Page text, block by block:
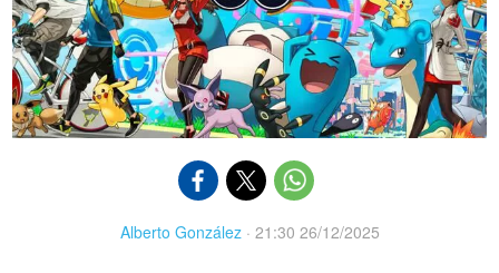
Alberto González· 21:30 26/12/2025